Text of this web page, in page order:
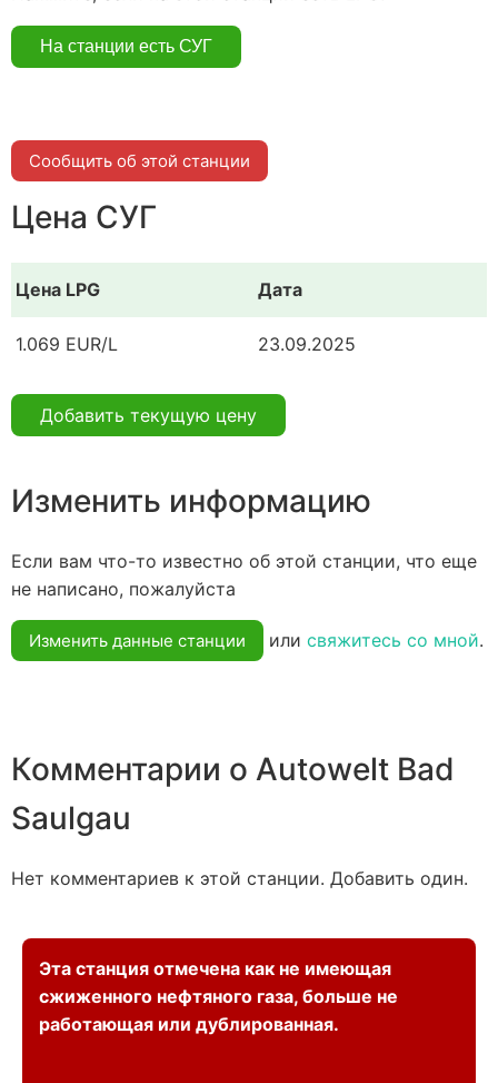
Сообщить об этой станции
Цена СУГ
Цена LPG Дата
1.069 EUR/L 23.09.2025
Добавить текущую цену
Изменить информацию
Если вам что-то известно об этой станции, что еще
не написано, пожалуйста
Изменить данные станции или свяжитесь со мной.
Комментарии о Autowelt Bad
Saulgau
Нет комментариев к этой станции. Добавить один.
Эта станция отмечена как не имеющая
сжиженного нефтяного газа, больше не
работающая или дублированная.